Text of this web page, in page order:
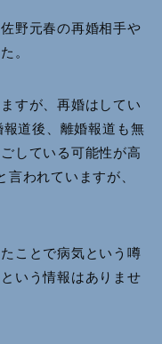
野元春の再婚相手や
。
すが、再婚はしてい
道後、離婚報道も無
している可能性が高
われていますが、
ことで病気という噂
いう情報はありませ